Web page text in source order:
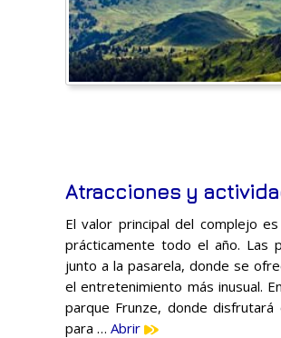
Atracciones y
El valor principal del complejo
prácticamente todo el año. Las
junto a la pasarela, donde se
el entretenimiento más inusual.
parque Frunze, donde
para … Abrir